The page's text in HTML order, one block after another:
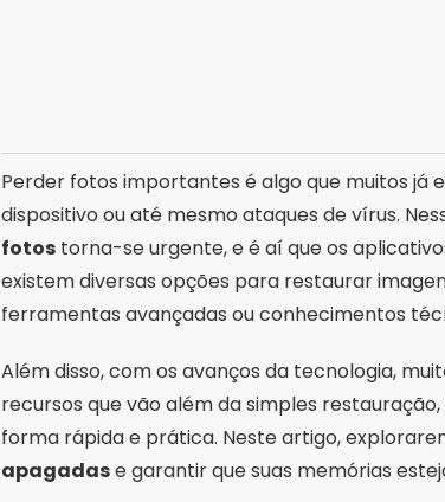
Perder fotos importantes é algo que muitos já
dispositivo ou até mesmo ataques de vírus.
fotos torna-se urgente, e é aí que os
existem diversas opções para restaurar
ferramentas avançadas ou conhecimentos
Além disso, com os avanços da tecnologia,
recursos que vão além da simples
forma rápida e prática. Neste artigo,
apagadase garantir que suas memórias